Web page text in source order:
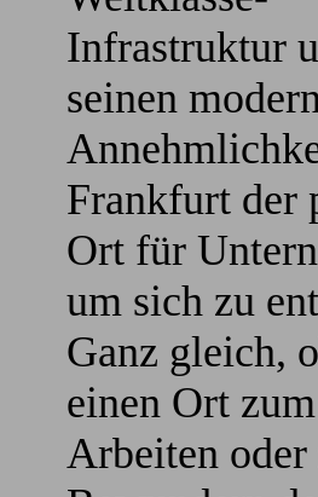
Infrastruktur
seinen
Frankfurt der
Ort für
um sich zu
Ganz gleich,
einen Ort zum
Arbeiten oder